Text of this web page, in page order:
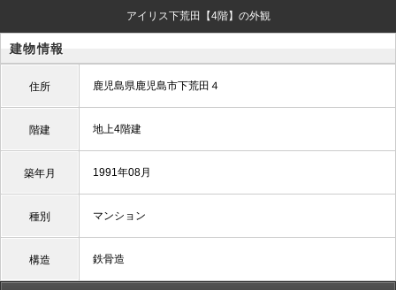
アイリス下荒田【4階】の外観
建物情報
住所 鹿児島県鹿児島市下荒田４
階建 地上4階建
築年月 1991年08月
種別 マンション
構造 鉄骨造